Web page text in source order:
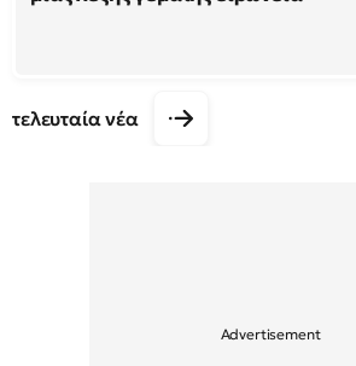
τελευταία νέα